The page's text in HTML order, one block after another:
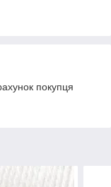
покупця